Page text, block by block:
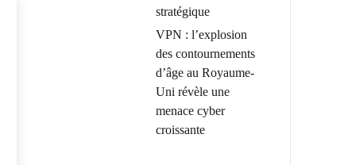
stratégique
VPN : l’explosion
des contournements
d’âge au Royaume-
Uni révèle une
menace cyber
croissante